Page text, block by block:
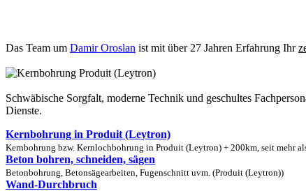
Das Team um Damir Oroslan ist mit über 27 Jahren Erfahrung Ihr
Schwäbische Sorgfalt, moderne Technik und geschultes
Dienste.
Kernbohrung in Produit (Leytron)
Kernbohrung bzw. Kernlochbohrung in Produit (Leytron) + 200km, seit mehr
Beton bohren, schneiden, sägen
Betonbohrung, Betonsägearbeiten, Fugenschnitt uvm. (Produit (Leytron))
Wand-Durchbruch